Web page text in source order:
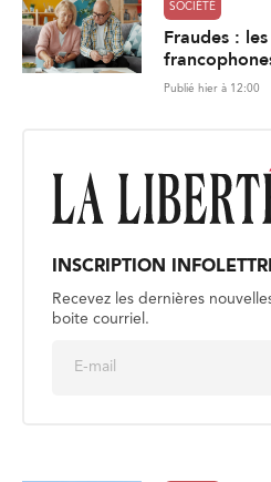
SOCIÉTÉ
Fraudes :
Publié hier à 12:00
INSCRIPTION
Recevez les dernières
boite courriel.